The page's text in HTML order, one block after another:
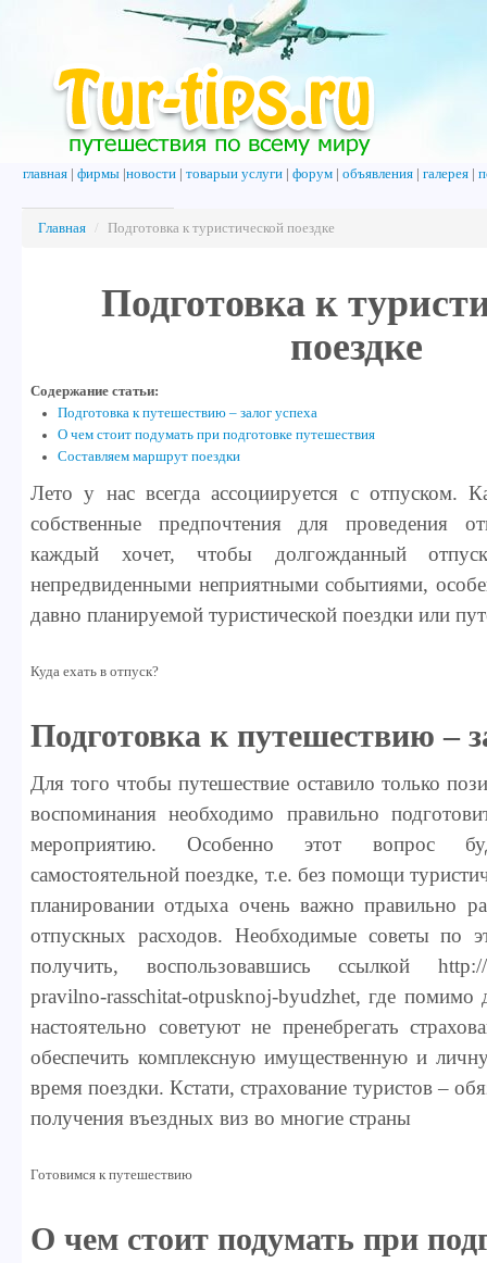
главная фирмы новости товарыи услуги форум объявления галерея
Главная / Подготовка к туристической поездке
Подготовка к
поездке
Содержание статьи:
Подготовка к путешествию – залог успеха
О чем стоит подумать при подготовке путешествия
Составляем маршрут поездки
Лето у нас всегда ассоциируется с отпуском.
собственные предпочтения для проведения
каждый хочет, чтобы долгожданный
непредвиденными неприятными событиями,
давно планируемой туристической поездки или
Куда ехать в отпуск?
Подготовка к путешествию –
Для того чтобы путешествие оставило только
воспоминания необходимо правильно
мероприятию. Особенно этот вопрос
самостоятельной поездке, т.е. без помощи
планировании отдыха очень важно правильно
отпускных расходов. Необходимые советы по
получить, воспользовавшись ссылкой http://
pravilno-rasschitat-otpusknoj-byudzhet, где помимо
настоятельно советуют не пренебрегать
обеспечить комплексную имущественную и
время поездки. Кстати, страхование туристов –
получения въездных виз во многие страны
Готовимся к путешествию
О чем стоит подумать при